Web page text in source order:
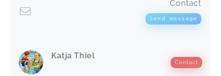
Contact
Send message
Katja Thiel
Contact